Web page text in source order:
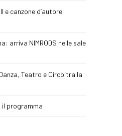
e canzone d’autore
arriva NIMRODS nelle sale
Teatro e Circo tra la
programma